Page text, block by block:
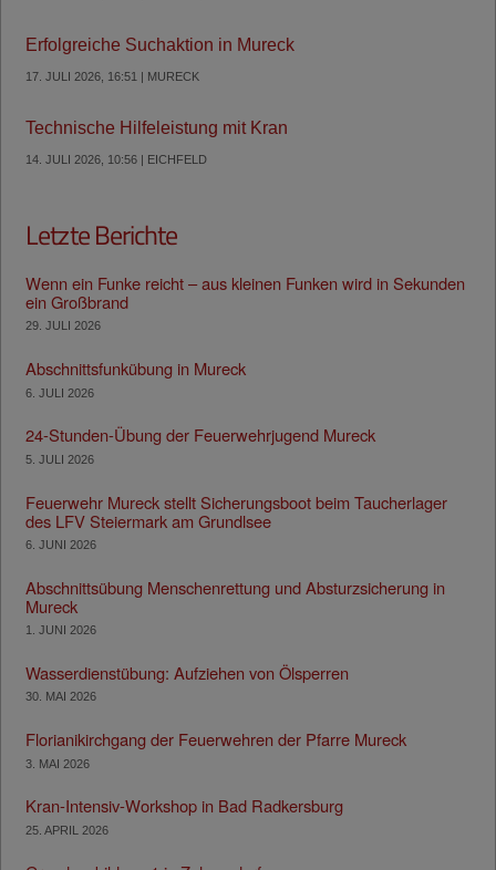
Erfolgreiche Suchaktion in Mureck
17. JULI 2026, 16:51 | MURECK
Technische Hilfeleistung mit Kran
14. JULI 2026, 10:56 | EICHFELD
Letzte Berichte
Wenn ein Funke reicht – aus kleinen Funken wird in Sekunden
ein Großbrand
29. JULI 2026
Abschnittsfunkübung in Mureck
6. JULI 2026
24-Stunden-Übung der Feuerwehrjugend Mureck
5. JULI 2026
Feuerwehr Mureck stellt Sicherungsboot beim Taucherlager
des LFV Steiermark am Grundlsee
6. JUNI 2026
Abschnittsübung Menschenrettung und Absturzsicherung in
Mureck
1. JUNI 2026
Wasserdienstübung: Aufziehen von Ölsperren
30. MAI 2026
Florianikirchgang der Feuerwehren der Pfarre Mureck
3. MAI 2026
Kran-Intensiv-Workshop in Bad Radkersburg
25. APRIL 2026